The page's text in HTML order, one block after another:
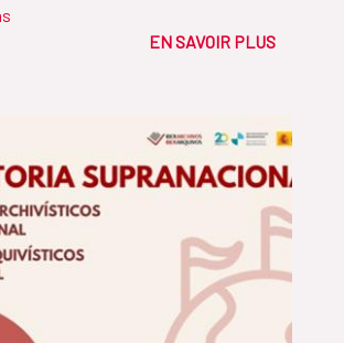
EN SAVOIR PLUS